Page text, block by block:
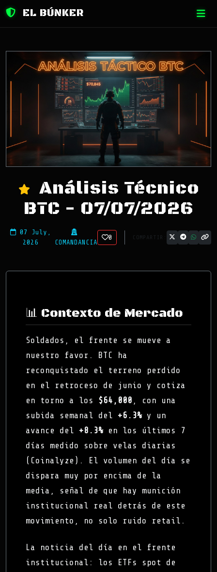
EL BÚNKER
Análisis Técnico
BTC - 07/07/2026
07 July,
2026
COMANDANCIA
0 COMPARTIR:
📊 Contexto de Mercado
Soldados, el frente se mueve a
nuestro favor. BTC ha
reconquistado el terreno perdido
en el retroceso de junio y cotiza
en torno a los $64,000 , con una
subida semanal del +6.3%y un
avance del +8.3%en los últimos 7
días medido sobre velas diarias
(Coinalyze). El volumen del día se
dispara muy por encima de la
media, señal de que hay munición
institucional real detrás de este
movimiento, no solo ruido retail.
La noticia del día en el frente
institucional: los ETFs spot de